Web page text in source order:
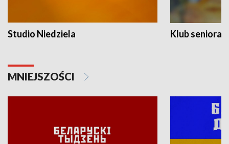
Studio Niedziela Klub seniora
MNIEJSZOŚCI